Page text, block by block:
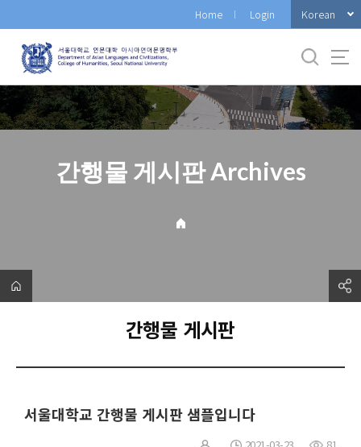
로
메
뉴
Home Login Korean
간행물 게시판 Archives
간행물 게시판
서울대학교 간행물 게시판 샘플입니다